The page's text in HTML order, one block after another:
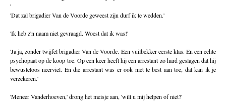
'
'Dat zal brigadier Van de Voorde geweest zijn durf ik te wedden.'
'Ik heb z'n naam niet gevraagd. Woest dat ik was!'
'Ja ja, zonder twijfel brigadier Van de Voorde. Een vuilbekker eerste klas. En een echte
psychopaat op de koop toe. Op een keer heeft hij een arrestant zo hard geslagen dat hij
bewusteloos neerviel. En die arrestant was er ook niet te best aan toe, dat kan ik je
verzekeren.'
'Meneer Vanderhoeven,' drong het meisje aan, 'wilt u mij helpen of niet?'